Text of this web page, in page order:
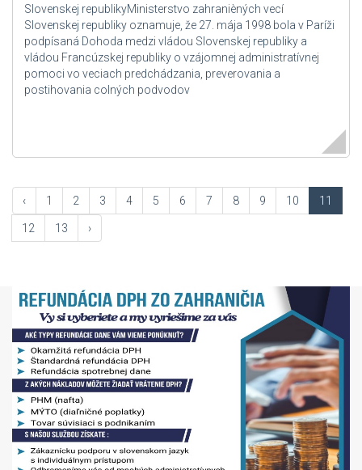
Slovenskej republikyMinisterstvo zahranièných vecí
Slovenskej republiky oznamuje, že 27. mája 1998 bola v Paríži
podpísaná Dohoda medzi vládou Slovenskej republiky a
vládou Francúzskej republiky o vzájomnej administratívnej
pomoci vo veciach predchádzania, preverovania a
postihovania colných podvodov
‹ 1 2 3 4 5 6 7 8 9 10 11
12 13 ›